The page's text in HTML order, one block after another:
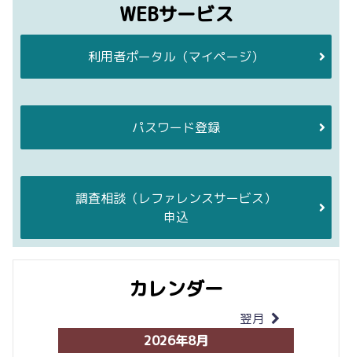
WEBサービス
利用者ポータル （マイページ）
パスワード登録
調査相談 （レファレンスサービス）
申込
カレンダー
翌月
2026年8月